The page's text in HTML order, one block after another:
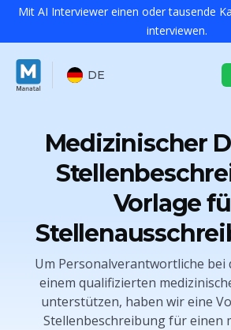
Mit AI Interviewer einen oder tausende
interviewen.
DE
Medizinischer
Vorlage
Um Personalverantwortliche bei
einem qualifizierten
unterstützen, haben wir eine
Stellenbeschreibung für einen